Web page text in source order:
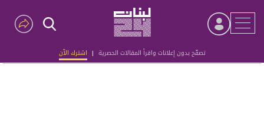
تصفّح بدون إعلانات واقرأ المقالات الحصرية | اشترك الآن
Advertisement